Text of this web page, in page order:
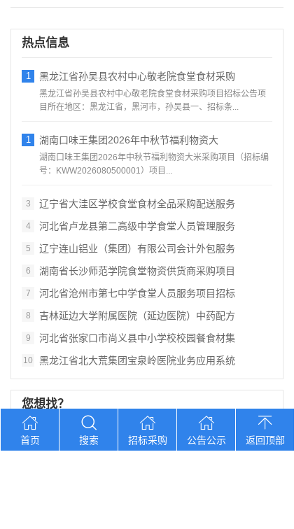
热点信息
1 黑龙江省孙吴县农村中心敬老院食堂食材采购
黑龙江省孙吴县农村中心敬老院食堂食材采购项目招标公告项
目所在地区：黑龙江省，黑河市，孙吴县一、招标条...
1 湖南口味王集团2026年中秋节福利物资大
湖南口味王集团2026年中秋节福利物资大米采购项目（招标编
号：KWW2026080500001）项目...
3 辽宁省大洼区学校食堂食材全品采购配送服务
4 河北省卢龙县第二高级中学食堂人员管理服务
5 辽宁连山铝业（集团）有限公司会计外包服务
6 湖南省长沙师范学院食堂物资供货商采购项目
7 河北省沧州市第七中学食堂人员服务项目招标
8 吉林延边大学附属医院（延边医院）中药配方
9 河北省张家口市尚义县中小学校校园餐食材集
10 黑龙江省北大荒集团宝泉岭医院业务应用系统
您想找？
黑龙江省孙吴县农村中心敬老院食堂食材采购
首页 搜索 招标采购 公告公示 返回顶部